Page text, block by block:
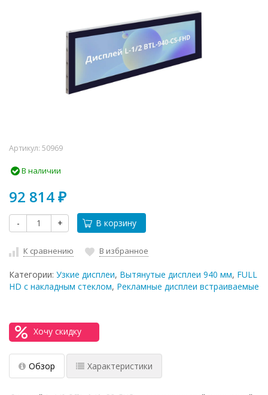
Артикул: 50969
В наличии
92 814 ₽
- + В корзину
К сравнению В избранное
Категории: Узкие дисплеи, Вытянутые дисплеи 940 мм, FULL
HD с накладным стеклом, Рекламные дисплеи встраиваемые
Хочу скидку
Обзор Характеристики